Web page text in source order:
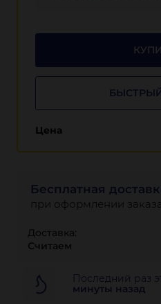
Цена
Бесплатная
при оформлении
Доставка:
Считаем
Последний раз
минуты назад